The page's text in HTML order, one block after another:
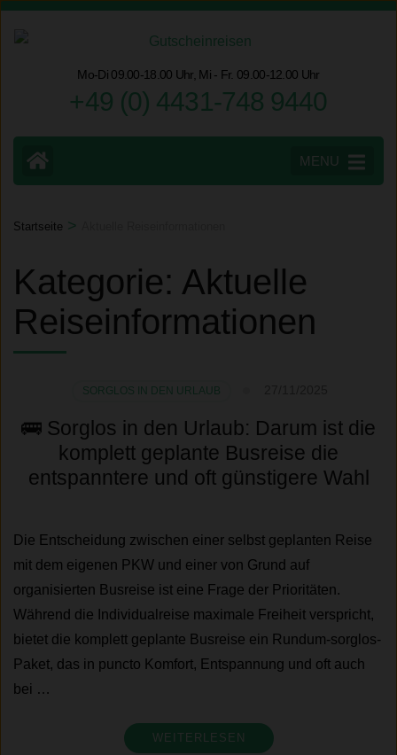
Zum
Inhalt
Mo-Di 09.00-18.00 Uhr, Mi - Fr. 09.00-12.00 Uhr
+49 (0) 4431-748 9440
MENU
Startseite >
Kategorie: Aktuelle
Reiseinformationen
SORGLOS IN DEN URLAUB
🚌 Sorglos in den Urlaub: Darum ist die
komplett geplante Busreise die
entspanntere und oft günstigere Wahl
Die Entscheidung zwischen einer selbst geplanten Reise
mit dem eigenen PKW und einer von Grund auf
organisierten Busreise ist eine Frage der Prioritäten.
Während die Individualreise maximale Freiheit verspricht,
bietet die komplett geplante Busreise ein Rundum-sorglos-
Paket, das in puncto Komfort, Entspannung und oft auch
bei …
WEITERLESEN